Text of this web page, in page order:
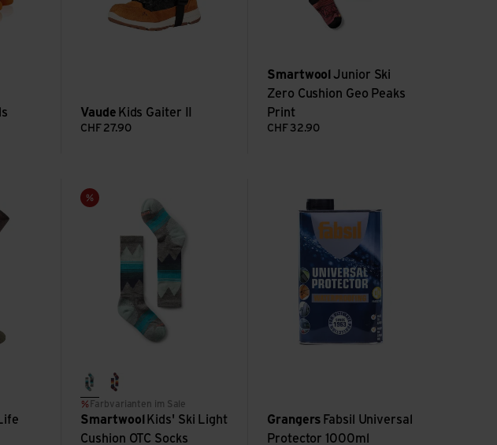
Vaude Kids Gaiter II
CHF 27.90
Smartwool Junior Ski
Zero Cushion Geo Peaks
Print
CHF 32.90
Sale
medium gray
alpine blue
Farbvarianten im Sale
Smartwool Kids' Ski Light
Cushion OTC Socks
Kids' Ski Light Cushion OTC Socks ansehen
Grangers Fabsil Universal
Protector 1000ml